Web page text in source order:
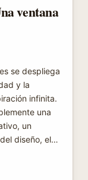
ventana
se despliega
y la
infinita.
una
un
diseño, el…